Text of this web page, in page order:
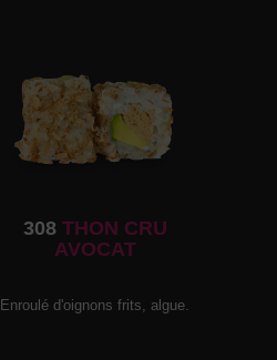
308THON CRU
AVOCAT
Enroulé d'oignons frits, algue.